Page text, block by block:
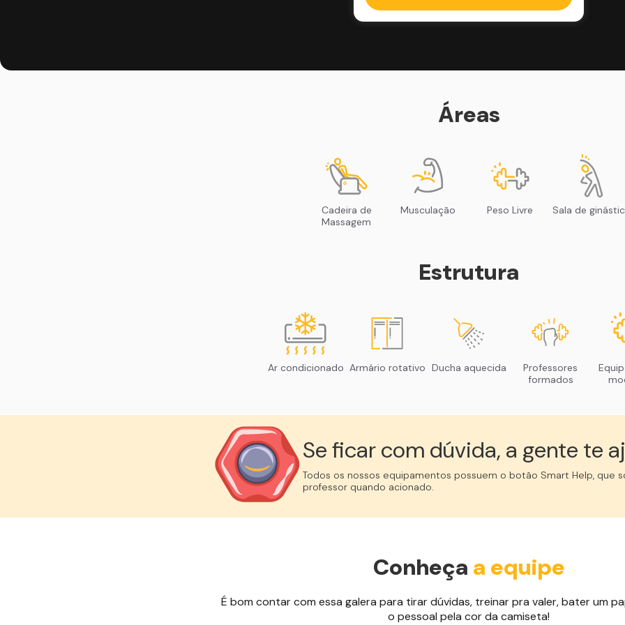
Áreas
Cadeira de
Massagem
Musculação Peso Livre Sala de
Estrutura
Ar condicionado Armário rotativo Ducha aquecida
Professores
formados
Se ficar com dúvida, a gente te
Todos os nossos equipamentos possuem o botão Smart Help, que
professor quando acionado.
Conheça a equipe
É bom contar com essa galera para tirar dúvidas, treinar pra valer, bater um
o pessoal pela cor da camiseta!